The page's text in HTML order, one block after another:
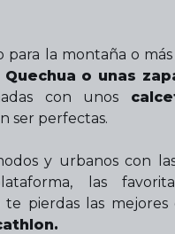
para la montaña o
o unas
con unos
ser perfectas.
y urbanos con
las
pierdas las mejores